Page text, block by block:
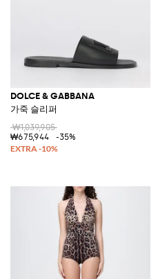
DOLCE & GABBANA
가죽 슬리퍼
₩1,039,905
₩675,944
-35%